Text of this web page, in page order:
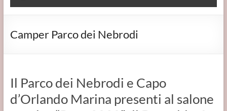
Camper Parco dei Nebrodi
Il Parco dei Nebrodi e Capo
d’Orlando Marina presenti al salone